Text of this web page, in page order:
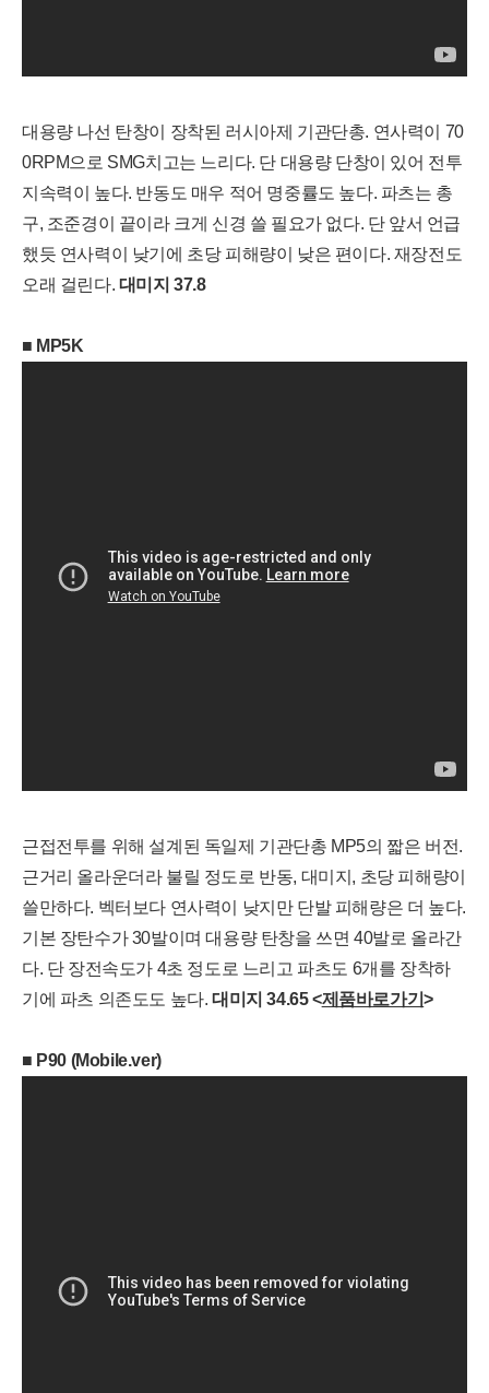
대용량 나선 탄창이 장착된 러시아제 기관단총. 연사력이 70
0RPM으로 SMG치고는 느리다. 단 대용량 단창이 있어 전투
지속력이 높다. 반동도 매우 적어 명중률도 높다. 파츠는 총
구, 조준경이 끝이라 크게 신경 쓸 필요가 없다. 단 앞서 언급
했듯 연사력이 낮기에 초당 피해량이 낮은 편이다. 재장전도
오래 걸린다. 대미지37.8
■ MP5K
근접전투를 위해 설계된 독일제 기관단총 MP5의 짧은 버전.
근거리 올라운더라 불릴 정도로 반동, 대미지, 초당 피해량이
쓸만하다. 벡터보다 연사력이 낮지만 단발 피해량은 더 높다.
기본 장탄수가 30발이며 대용량 탄창을 쓰면 40발로 올라간
다. 단 장전속도가 4초 정도로 느리고 파츠도 6개를 장착하
기에 파츠 의존도도 높다. 대 미지34.65 <제품바로가기>
■ P90 (Mobile.ver)
세부정보 열기/접기